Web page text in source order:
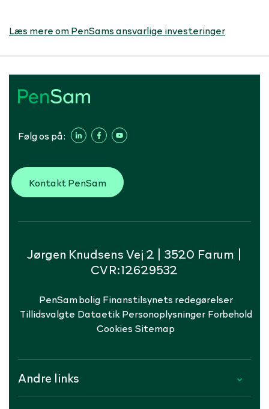
Læs mere om PenSams ansvarlige investeringer
Følg os på:
Kontakt PenSam
Jørgen Knudsens Vej 2 | 3520 Farum |
CVR:12629532
PenSam bolig Finanstilsynets redegørelser
Tillidsvalgte Dataetik Personoplysninger Forbehold
Cookies Sitemap
Andre links